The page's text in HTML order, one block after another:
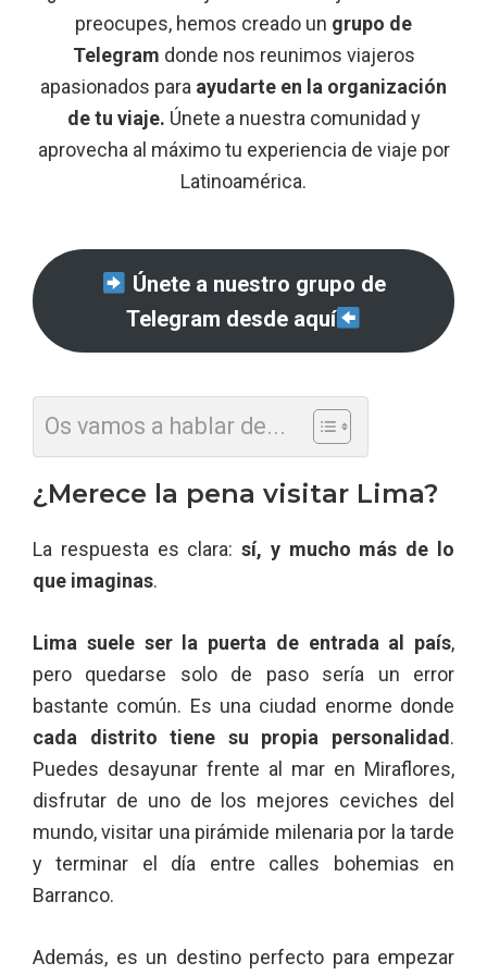
preocupes, hemos creado un grupo de
Telegram donde nos reunimos viajeros
apasionados para ayudarte en la organización
de tu viaje. Únete a nuestra comunidad y
aprovecha al máximo tu experiencia de viaje por
Latinoamérica.
Únete a nuestro grupo de
Telegram desde aquí
Os vamos a hablar de...
¿Merece la pena visitar Lima?
La respuesta es clara:sí, y mucho más de lo
que imaginas.
Lima suele ser la puerta de entrada al país,
pero quedarse solo de paso sería un error
bastante común. Es una ciudad enorme donde
cada distrito tiene su propia personalidad.
Puedes desayunar frente al mar en Miraflores,
disfrutar de uno de los mejores ceviches del
mundo, visitar una pirámide milenaria por la tarde
y terminar el día entre calles bohemias en
Barranco.
Además, es un destino perfecto para empezar